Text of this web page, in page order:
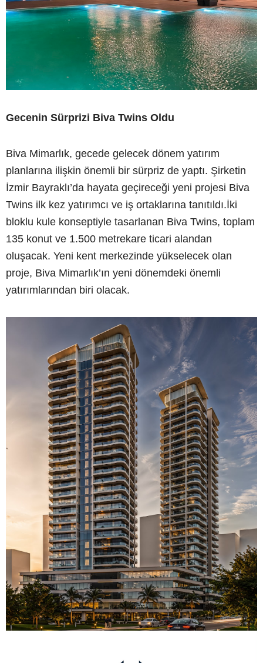
Gecenin Sürprizi Biva Twins Oldu
Biva Mimarlık, gecede gelecek dönem yatırım
planlarına ilişkin önemli bir sürpriz de yaptı. Şirketin
İzmir Bayraklı’da hayata geçireceği yeni projesi Biva
Twins ilk kez yatırımcı ve iş ortaklarına tanıtıldı.İki
bloklu kule konseptiyle tasarlanan Biva Twins, toplam
135 konut ve 1.500 metrekare ticari alandan
oluşacak. Yeni kent merkezinde yükselecek olan
proje, Biva Mimarlık’ın yeni dönemdeki önemli
yatırımlarından biri olacak.